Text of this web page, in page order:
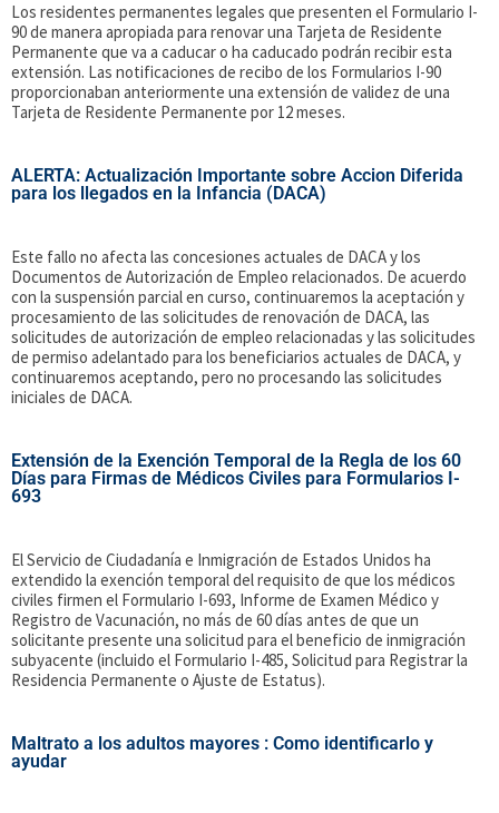
Los residentes permanentes legales que presenten el Formulario I-
90 de manera apropiada para renovar una Tarjeta de Residente
Permanente que va a caducar o ha caducado podrán recibir esta
extensión. Las notificaciones de recibo de los Formularios I-90
proporcionaban anteriormente una extensión de validez de una
Tarjeta de Residente Permanente por 12 meses.
ALERTA: Actualización Importante sobre Accion Diferida
para los llegados en la Infancia (DACA)
Este fallo no afecta las concesiones actuales de DACA y los
Documentos de Autorización de Empleo relacionados. De acuerdo
con la suspensión parcial en curso, continuaremos la aceptación y
procesamiento de las solicitudes de renovación de DACA, las
solicitudes de autorización de empleo relacionadas y las solicitudes
de permiso adelantado para los beneficiarios actuales de DACA, y
continuaremos aceptando, pero no procesando las solicitudes
iniciales de DACA.
Extensión de la Exención Temporal de la Regla de los 60
Días para Firmas de Médicos Civiles para Formularios I-
693
El Servicio de Ciudadanía e Inmigración de Estados Unidos ha
extendido la exención temporal del requisito de que los médicos
civiles firmen el Formulario I-693, Informe de Examen Médico y
Registro de Vacunación, no más de 60 días antes de que un
solicitante presente una solicitud para el beneficio de inmigración
subyacente (incluido el Formulario I-485, Solicitud para Registrar la
Residencia Permanente o Ajuste de Estatus).
Maltrato a los adultos mayores : Como identificarlo y
ayudar